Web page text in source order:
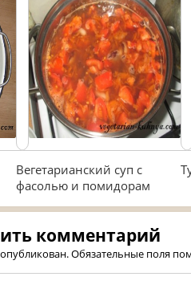
Вегетарианский суп с
фасолью и помидорам
комментарий
Обязательные поля